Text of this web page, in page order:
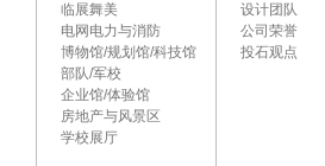
临展舞美
电网电力与消防
博物馆/规划馆/科技馆
部队/军校
企业馆/体验馆
房地产与风景区
学校展厅
设计团队
公司荣誉
投石观点